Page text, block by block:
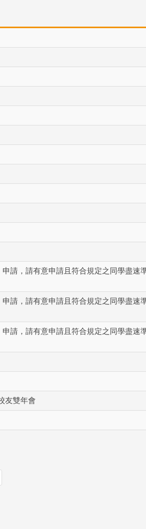
請，請有意申請且符合規定之同學盡速
請，請有意申請且符合規定之同學盡速
請，請有意申請且符合規定之同學盡速
友雙年會